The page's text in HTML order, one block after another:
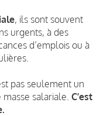
, ils sont souvent
urgents, à des
d’emplois ou à
pas seulement un
salariale. C’est